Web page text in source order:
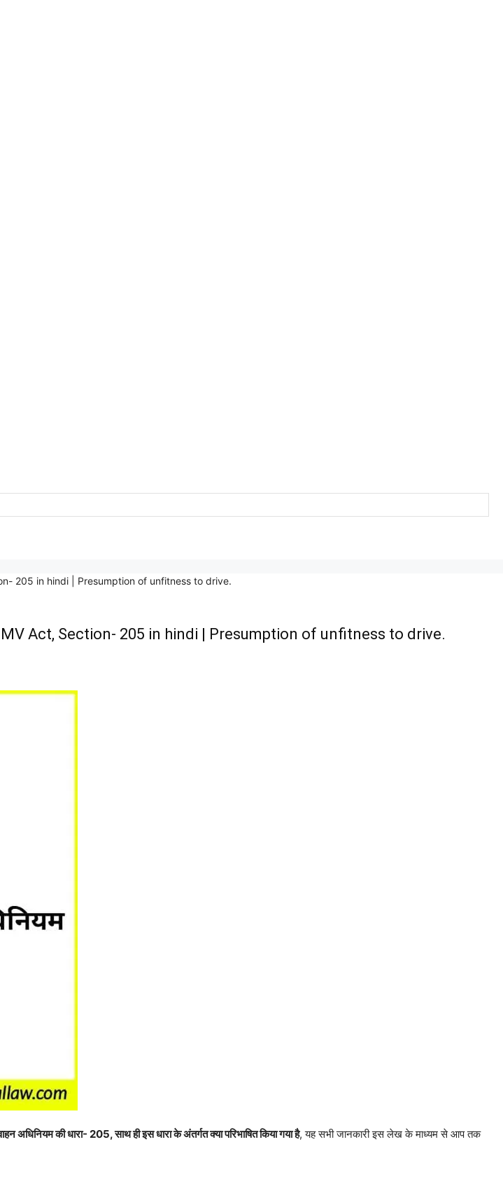
205 in hindi | Presumption of unfitness to drive.
| MV Act, Section- 205 in hindi | Presumption of unfitness to drive.
अधिनियम की धारा- 205, साथ ही इस धारा के अंतर्गत क्या परिभाषित किया गया है, यह सभी जानकारी इस लेख के माध्यम से आप तक